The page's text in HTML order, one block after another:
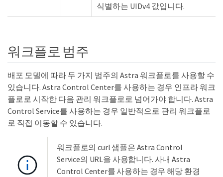
식별하는 UIDv4 값입니다.
워크플로 범주
배포 모델에 따라 두 가지 범주의 Astra 워크플로를 사용할 수
있습니다. Astra Control Center를 사용하는 경우 인프라 워크
플로로 시작한 다음 관리 워크플로로 넘어가야 합니다. Astra
Control Service를 사용하는 경우 일반적으로 관리 워크플로
로 직접 이동할 수 있습니다.
워크플로의 curl 샘플은 Astra Control
Service의 URL을 사용합니다. 사내 Astra
Control Center를 사용하는 경우 해당 환경